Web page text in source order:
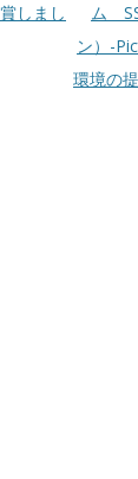
しまし
ム
ン）-
環境の